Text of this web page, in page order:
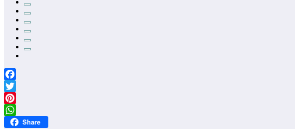
Facebook
Twitter
Pinterest
WhatsApp
Share